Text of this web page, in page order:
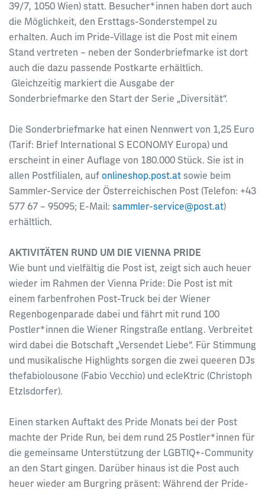
39/7, 1050 Wien) statt. Besucher*innen haben dort auch
die Möglichkeit, den Ersttags-Sonderstempel zu
erhalten. Auch im Pride-Village ist die Post mit einem
Stand vertreten – neben der Sonderbriefmarke ist dort
auch die dazu passende Postkarte erhältlich.
Gleichzeitig markiert die Ausgabe der
Sonderbriefmarke den Start der Serie „Diversität“.
Die Sonderbriefmarke hat einen Nennwert von 1,25 Euro
(Tarif: Brief International S ECONOMY Europa) und
erscheint in einer Auflage von 180.000 Stück. Sie ist in
allen Postfilialen, auf onlineshop.post.at sowie beim
Sammler-Service der Österreichischen Post (Telefon: +43
577 67 – 95095; E-Mail: sammler-service@post.at)
erhältlich.
AKTIVITÄTEN RUND UM DIE VIENNA PRIDE
Wie bunt und vielfältig die Post ist, zeigt sich auch heuer
wieder im Rahmen der Vienna Pride: Die Post ist mit
einem farbenfrohen Post-Truck bei der Wiener
Regenbogenparade dabei und fährt mit rund 100
Postler*innen die Wiener Ringstraße entlang. Verbreitet
wird dabei die Botschaft „Versendet Liebe“. Für Stimmung
und musikalische Highlights sorgen die zwei queeren DJs
thefabiolousone (Fabio Vecchio)​ und ecleKtric (Christoph
Etzlsdorfer)​.
Einen starken Auftakt des Pride Monats bei der Post
machte der Pride Run, bei dem rund 25 Postler*innen für
die gemeinsame Unterstützung der LGBTIQ+-Community
an den Start gingen. Darüber hinaus ist die Post auch
heuer wieder am Burgring präsent: Während der Pride-